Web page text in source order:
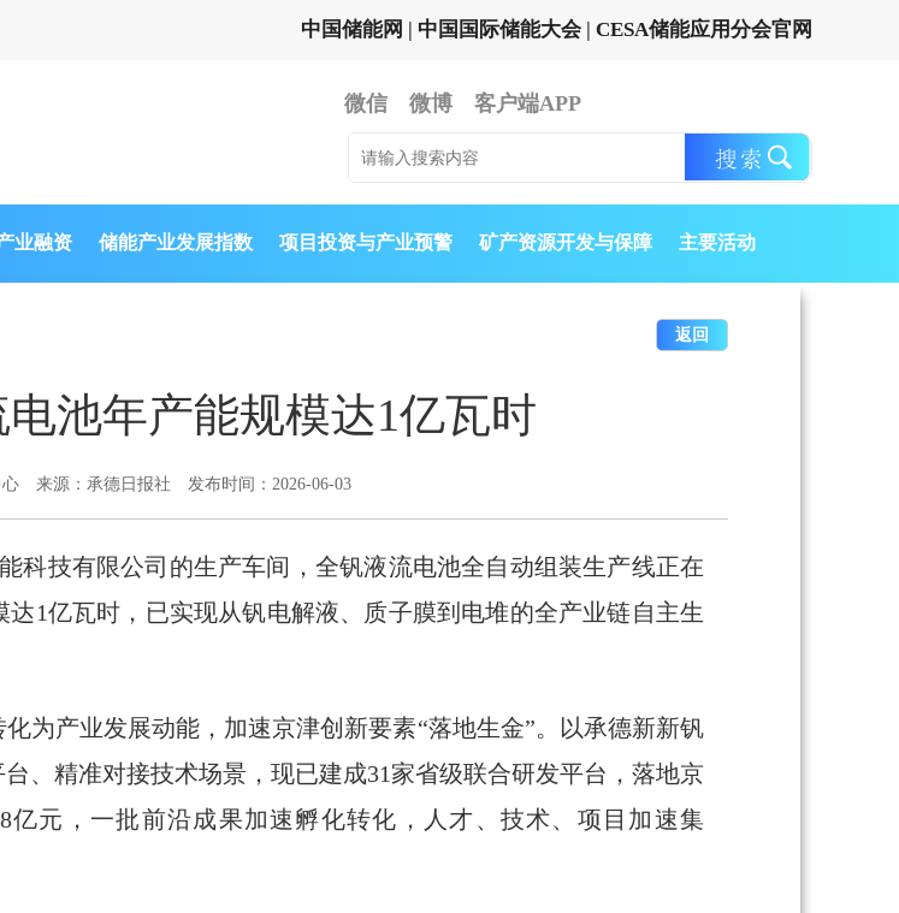
中国储能网 | 中国国际储能大会 | CESA储能应用分会官网
微信 微博 客户端APP
业融资 储能产业发展指数 项目投资与产业预警 矿产资源开发与保障 主要活动
返回
池年产能规模达1亿瓦时
来源：承德日报社 发布时间：2026-06-03
科技有限公司的生产车间，全钒液流电池全自动组装生产线正在
1亿瓦时，已实现从钒电解液、质子膜到电堆的全产业链自主生
为产业发展动能，加速京津创新要素“落地生金”。以承德新新钒
、精准对接技术场景，现已建成31家省级联合研发平台，落地京
亿元，一批前沿成果加速孵化转化，人才、技术、项目加速集